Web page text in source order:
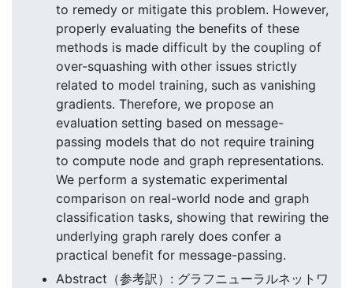
to remedy or mitigate this problem. However,
properly evaluating the benefits of these
methods is made difficult by the coupling of
over-squashing with other issues strictly
related to model training, such as vanishing
gradients. Therefore, we propose an
evaluation setting based on message-
passing models that do not require training
to compute node and graph representations.
We perform a systematic experimental
comparison on real-world node and graph
classification tasks, showing that rewiring the
underlying graph rarely does confer a
practical benefit for message-passing.
Abstract（参考訳）: グラフニューラルネットワ